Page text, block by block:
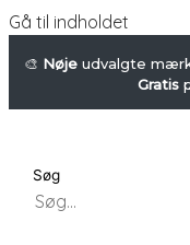
Gå til indholdet
🎨 Nøje udvalgte
Gratis
Søg